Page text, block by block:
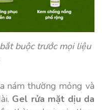
buộc trước mọi liệu
nám thường mỏng và
Gel rửa mặt dịu da